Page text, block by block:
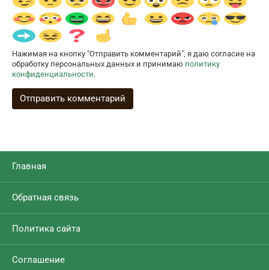
Нажимая на кнопку "Отправить комментарий", я даю согласие на
обработку персональных данных и принимаю политику
конфиденциальности.
Главная
Обратная связь
Политика сайта
Соглашение